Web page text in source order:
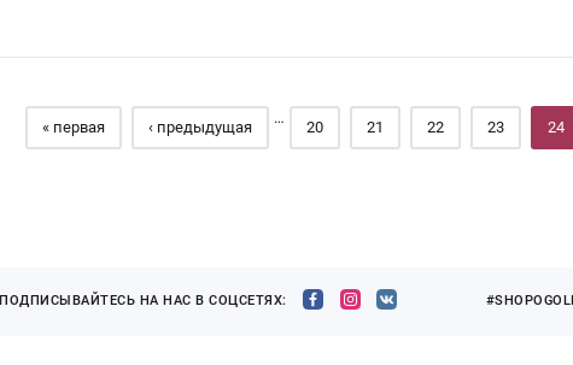
« первая ‹ предыдущая
…
20 21 22 23 24
ПОДПИСЫВАЙТЕСЬ НА НАС В СОЦСЕТЯХ: